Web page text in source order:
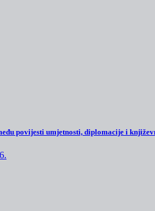
povijesti umjetnosti, diplomacije i